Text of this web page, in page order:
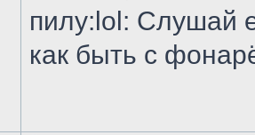
пилу:lol: Слушай
как быть с